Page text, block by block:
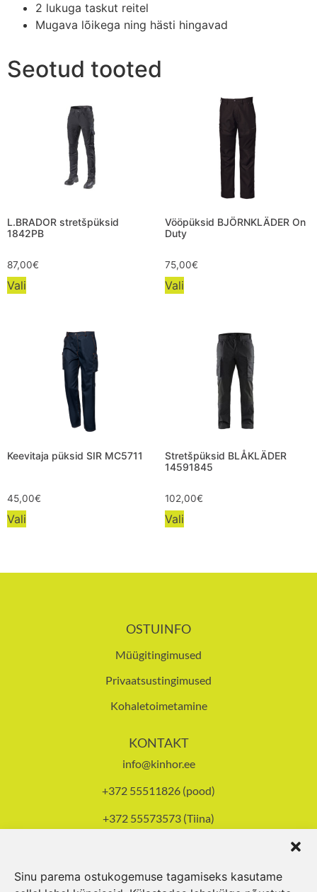
Sinu parema ostukogemuse tagamiseks kasutame
2 lukuga taskut reitel
Mugava lõikega ning hästi hingavad
Seotud tooted
L.BRADOR stretšpüksid
1842PB
87,00€
Vali
Vööpüksid BJÖRNKLÄDER On
Duty
75,00€
Vali
Keevitaja püksid SIR MC5711
45,00€
Vali
Stretšpüksid BLÅKLÄDER
14591845
102,00€
Vali
OSTUINFO
Müügitingimused
Privaatsustingimused
Kohaletoimetamine
KONTAKT
info@kinhor.ee
+372 55511826 (pood)
+372 55573573 (Tiina)
Avatud E-R 8-17.30,L 10-14